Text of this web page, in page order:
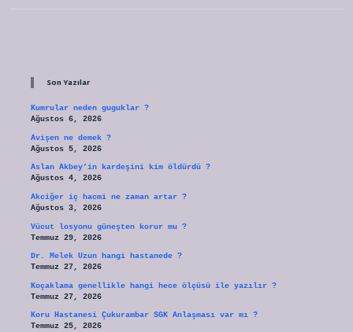
Son Yazılar
Kumrular neden guguklar ?
Ağustos 6, 2026
Avişen ne demek ?
Ağustos 5, 2026
Aslan Akbey’in kardeşini kim öldürdü ?
Ağustos 4, 2026
Akciğer iç hacmi ne zaman artar ?
Ağustos 3, 2026
Vücut losyonu güneşten korur mu ?
Temmuz 29, 2026
Dr. Melek Uzun hangi hastanede ?
Temmuz 27, 2026
Koçaklama genellikle hangi hece ölçüsü ile yazılır ?
Temmuz 27, 2026
Koru Hastanesi Çukurambar SGK Anlaşması var mı ?
Temmuz 25, 2026